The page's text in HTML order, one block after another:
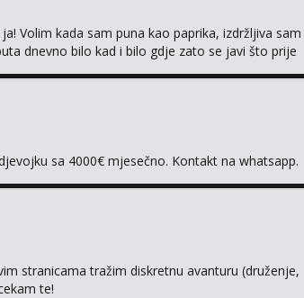
Volim kada sam puna kao paprika, izdržljiva sam
dnevno bilo kad i bilo gdje zato se javi što prije
sa 4000€ mjesečno. Kontakt na whatsapp.
stranicama tražim diskretnu avanturu (druženje,
te!